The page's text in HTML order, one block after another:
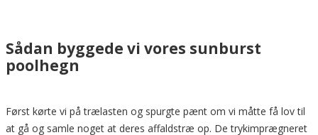
Sådan byggede vi vores sunburst
poolhegn
Først kørte vi på trælasten og spurgte pænt om vi måtte få lov til
at gå og samle noget at deres affaldstræ op. De trykimprægneret